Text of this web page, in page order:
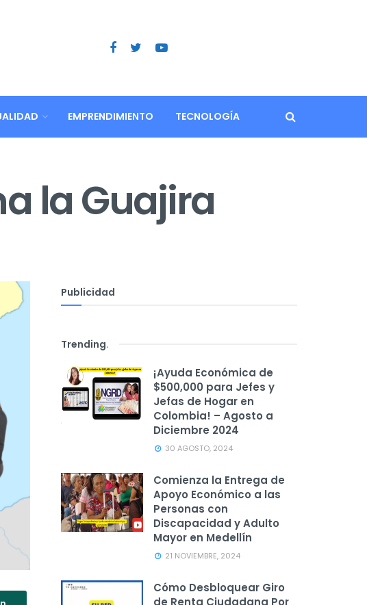
EMPRENDIMIENTO TECNOLOGÍA
la Guajira
Publicidad
Trending.
¡Ayuda Económica de
$500,000 para Jefes y
Jefas de Hogar en
Colombia! – Agosto a
Diciembre 2024
30 AGOSTO, 2024
Comienza la Entrega de
Apoyo Económico a las
Personas con
Discapacidad y Adulto
Mayor en Medellín
21 NOVIEMBRE, 2024
Cómo Desbloquear Giro